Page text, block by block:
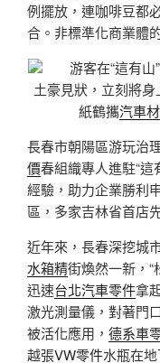
例擺放，連咖啡豆都
合。非標準化商業體
游客在“這有山”
土豪見狀，立刻將
紙鶴攜汽車
長春市朝陽區游玩治
價春組織專人進駐“
經驗，助力企業勝利
區，多家吉林省首店
近年來，長春深挖城
水箱精街煥然一新，“
迅速台北汽車零件拿
激光測量儀，對著門
被活化應用， 德系車
越張VW零件水瓶在